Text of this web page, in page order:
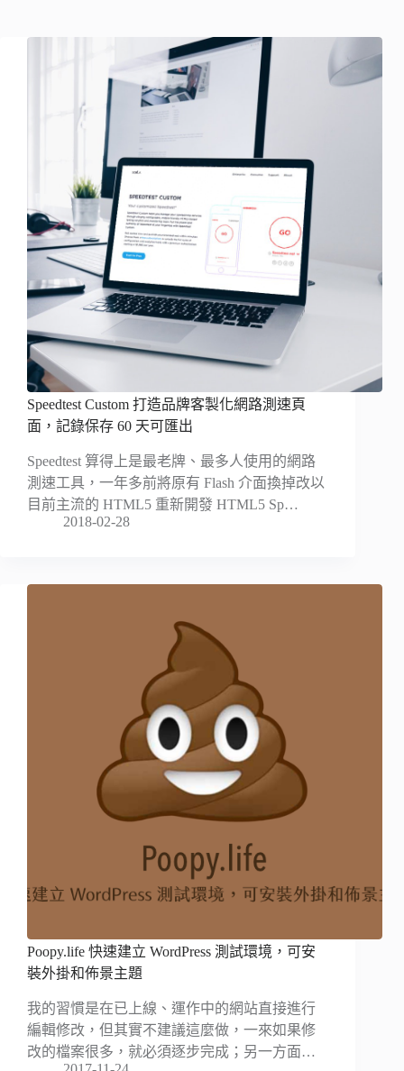
Speedtest Custom 打造品牌客製化網路測速頁
面，記錄保存 60 天可匯出
Speedtest 算得上是最老牌、最多人使用的網路
測速工具，一年多前將原有 Flash 介面換掉改以
目前主流的 HTML5 重新開發 HTML5 Sp…
2018-02-28
Poopy.life 快速建立 WordPress 測試環境，可安
裝外掛和佈景主題
我的習慣是在已上線、運作中的網站直接進行
編輯修改，但其實不建議這麼做，一來如果修
改的檔案很多，就必須逐步完成；另一方面…